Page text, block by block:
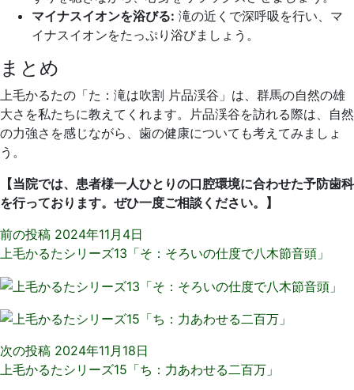
マイナスイオンを浴びる: 滝の近くで深呼吸を行い、マ
イナスイオンをたっぷり浴びましょう。
まとめ
上毛かるたの「た：滝は吹割 片品渓谷」は、群馬の自然の雄
大さを私たちに教えてくれます。片品渓谷を訪れる際は、自然
の力強さを感じながら、歯の健康についても考えてみましょ
う。
【当院では、患者様一人ひとりの口腔環境に合わせた予防歯科
を行っております。ぜひ一度ご相談ください。】
前の投稿 2024年11月4日
上毛かるたシリーズ13「そ：そろいの仕度で八木節音頭」
次の投稿 2024年11月18日
上毛かるたシリーズ15「ち：力あわせる二百万」